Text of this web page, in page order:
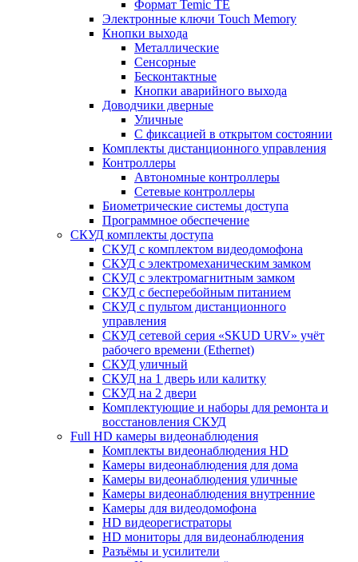
Формат Temic TE
Электронные ключи Touch Memory
Кнопки выхода
Металлические
Сенсорные
Бесконтактные
Кнопки аварийного выхода
Доводчики дверные
Уличные
С фиксацией в открытом состоянии
Комплекты дистанционного управления
Контроллеры
Автономные контроллеры
Сетевые контроллеры
Биометрические системы доступа
Программное обеспечение
СКУД комплекты доступа
СКУД с комплектом видеодомофона
СКУД с электромеханическим замком
СКУД с электромагнитным замком
СКУД с бесперебойным питанием
СКУД с пультом дистанционного
управления
СКУД сетевой серия «SKUD URV» учёт
рабочего времени (Ethernet)
СКУД уличный
СКУД на 1 дверь или калитку
СКУД на 2 двери
Комплектующие и наборы для ремонта и
восстановления СКУД
Full HD камеры видеонаблюдения
Комплекты видеонаблюдения HD
Камеры видеонаблюдения для дома
Камеры видеонаблюдения уличные
Камеры видеонаблюдения внутренние
Камеры для видеодомофона
HD видеорегистраторы
HD мониторы для видеонаблюдения
Разъёмы и усилители